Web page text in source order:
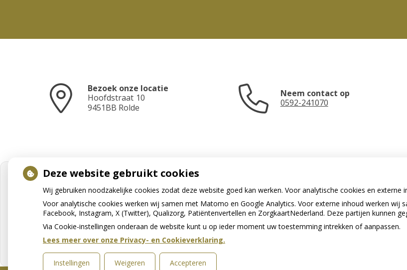
Bezoek onze locatie
Hoofdstraat 10
9451BB Rolde
Neem contact op
0592-241070
U heeft geen toestemming gegeven
voorexterne inhoud die nodig is om
dit te zien.
Deze website gebruikt cookies
Wij gebruiken noodzakelijke cookies zodat deze website goed kan werken. Voor analytische cookies en externe
Voor analytische cookies werken wij samen met Matomo en Google Analytics. Voor externe inhoud werken wij
Facebook, Instagram, X (Twitter), Qualizorg, Patiëntenvertellen en ZorgkaartNederland. Deze partijen kunnen
Via Cookie-instellingen onderaan de website kunt u op ieder moment uw toestemming intrekken of aanpassen.
Lees meer over onze Privacy- en Cookieverklaring.
Instellingen Weigeren Accepteren